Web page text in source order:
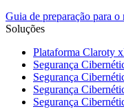
Guia de preparação para o
Soluções
Plataforma Claroty
Segurança
Segurança
Segurança
Segurança